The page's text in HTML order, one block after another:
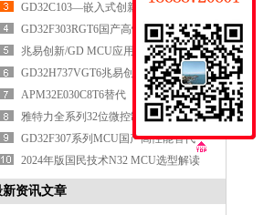
​​GD32C103—嵌入式创新的核心引擎​
​​GD32F303RGT6国产高性能MCU的全
面突破
兆易创新/GD MCU应用实践
GD32H737VGT6兆易创新MCU重新定
义高性能MCU的边界
APM32E030C8T6替代
APM32F030C8T6/STM32F030C8T6
雅特力全系列32位微控制器MCU选型
表
GD32F307系列MCU国产高性能替代
全面对标国际品牌
2024年版国民技术N32 MCU选型解读
新资讯文章